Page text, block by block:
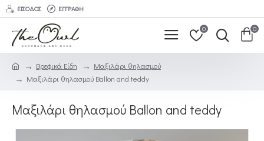
ΕΊΣΟΔΟΣ ΕΓΓΡΑΦΉ
0 0
Βρεφικά Είδη
Μαξιλάρι θηλασμού
Μαξιλάρι θηλασμού Ballon and teddy
Μαξιλάρι θηλασμού Ballon and teddy